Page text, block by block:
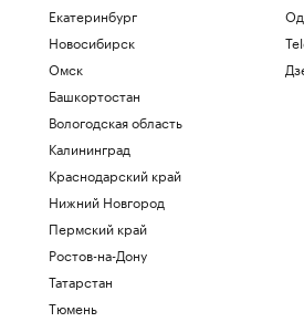
Екатеринбург
Новосибирск
Омск
Башкортостан
Вологодская область
Калининград
Краснодарский край
Нижний Новгород
Пермский край
Ростов-на-Дону
Татарстан
Тюмень